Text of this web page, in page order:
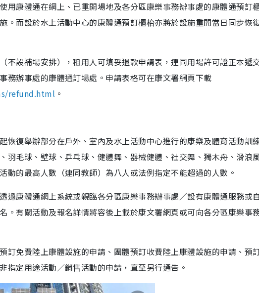
用康體通在網上、已重開場地及各分區康樂事務辦事處的康體通預訂
。而設於水上活動中心的康體通預訂櫃枱亦將於設施重開當日同步恢
不設補場安排），租用人可填妥退款申請表，連同用場許可證正本遞
務辦事處的康體通訂場處。申請表格可在康文署網頁下載
refund.html 。
恢復舉辦部分在戶外、室內及水上活動中心進行的康樂及體育活動訓
羽毛球、壁球、乒乓球、健體舞、器械健體、社交舞、獨木舟、滑浪
動的最高人數（連同教師）為八人或法例指定不能超過的人數。
過康體通網上系統或親臨各分區康樂事務辦事處／設有康體通服務或
。有關活動及報名詳情將容後上載於康文署網頁或可向各分區康樂事
訂免費陸上康體設施的申請、團體預訂收費陸上康體設施的申請、預
指定用途活動／銷售活動的申請，直至另行通告。